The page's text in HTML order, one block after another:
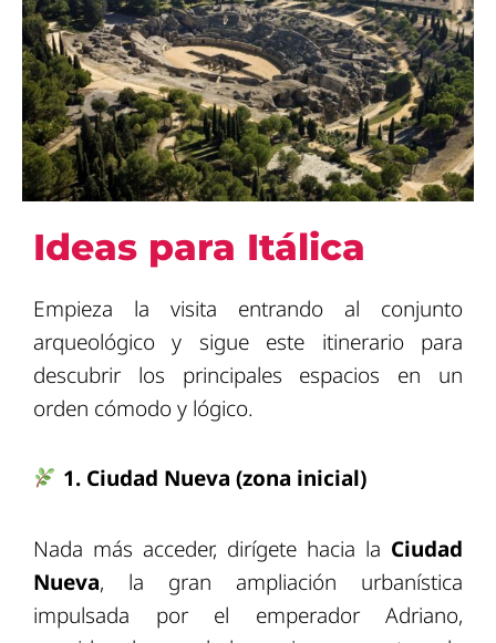
Ideas para Itálica
Empieza la visita entrando al conjunto
arqueológico y sigue este itinerario para
descubrir los principales espacios en un
orden cómodo y lógico.
1. Ciudad Nueva (zona inicial)
Nada más acceder, dirígete hacia la Ciudad
Nueva, la gran ampliación urbanística
impulsada por el emperador Adriano,